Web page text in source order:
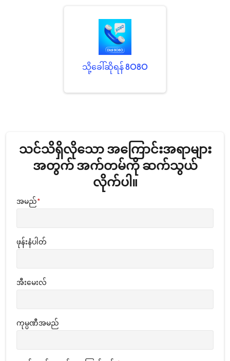
သို့ခေါ်ဆိုရန်8080
သင်သိရှိလိုသော အကြောင်းအရာများ
အတွက် အက်တမ်ကို ဆက်သွယ်
လိုက်ပါ။
အမည်*
ဖုန်းနံပါတ်
အီးမေးလ်
ကုမ္ပဏီအမည်